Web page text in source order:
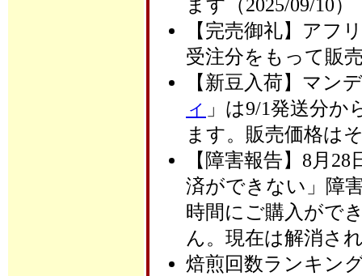
ます（2025/09/10）
【完売御礼】アフ
受注分をもって販
【新豆入荷】マン
ィ 」は9/1発送分か
ます。販売価格は
【障害報告】8月
済ができない」障
時間にご購入がで
ん。現在は解消さ
焙煎回数ランキン